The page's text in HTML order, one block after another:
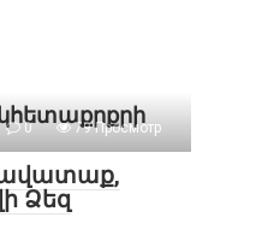
0 79 Просмотр
Ձեզ